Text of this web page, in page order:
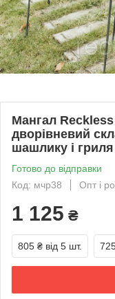
Мангал
дворівневий
шашлику і гриля
Готово до відправки
Код: мчр38
Опт і
1 125 ₴
805 ₴ від 5 шт.